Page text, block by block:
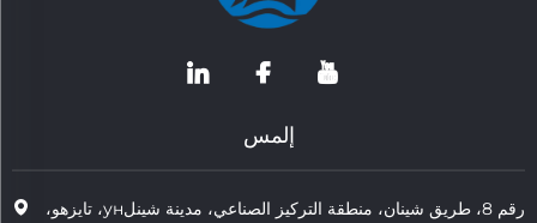
إلمس
رقم 8، طريق شينان، منطقة التركيز الصناعي، مدينة شينلун، تايزهو،